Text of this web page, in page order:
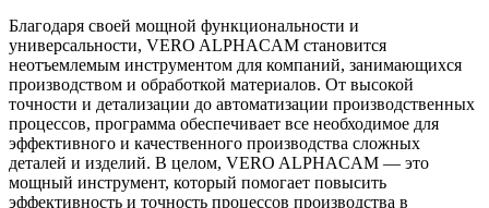
Благодаря своей мощной функциональности и
универсальности, VERO ALPHACAM становится
неотъемлемым инструментом для компаний, занимающихся
производством и обработкой материалов. От высокой
точности и детализации до автоматизации производственных
процессов, программа обеспечивает все необходимое для
эффективного и качественного производства сложных
деталей и изделий. В целом, VERO ALPHACAM — это
мощный инструмент, который помогает повысить
эффективность и точность процессов производства в